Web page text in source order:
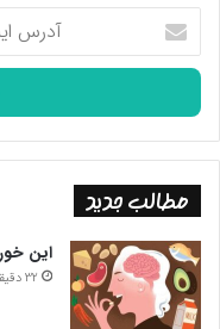
آدرس
ایمیل
خود
وارد
کنید
مطالب جدید
این
32 دقیقه پیش